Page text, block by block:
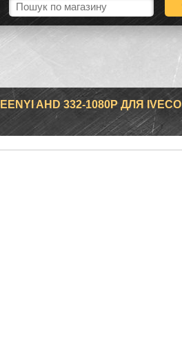
AHD 332-1080P ДЛЯ IVECO